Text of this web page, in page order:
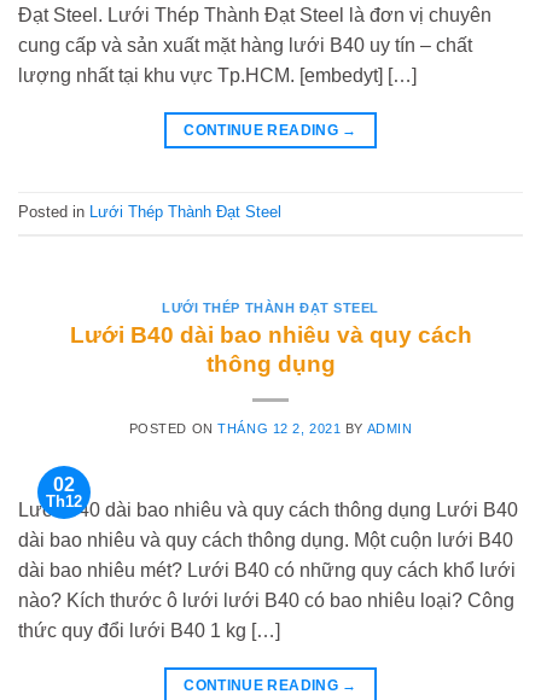
Đạt Steel. Lưới Thép Thành Đạt Steel là đơn vị chuyên
cung cấp và sản xuất mặt hàng lưới B40 uy tín – chất
lượng nhất tại khu vực Tp.HCM. [embedyt] […]
CONTINUE READING →
Posted in Lưới Thép Thành Đạt Steel
LƯỚI THÉP THÀNH ĐẠT STEEL
Lưới B40 dài bao nhiêu và quy cách
thông dụng
POSTED ONTHÁNG 12 2, 2021 BY ADMIN
02
Th12
Lưới B40 dài bao nhiêu và quy cách thông dụng Lưới B40
dài bao nhiêu và quy cách thông dụng. Một cuộn lưới B40
dài bao nhiêu mét? Lưới B40 có những quy cách khổ lưới
nào? Kích thước ô lưới lưới B40 có bao nhiêu loại? Công
thức quy đổi lưới B40 1 kg […]
CONTINUE READING →